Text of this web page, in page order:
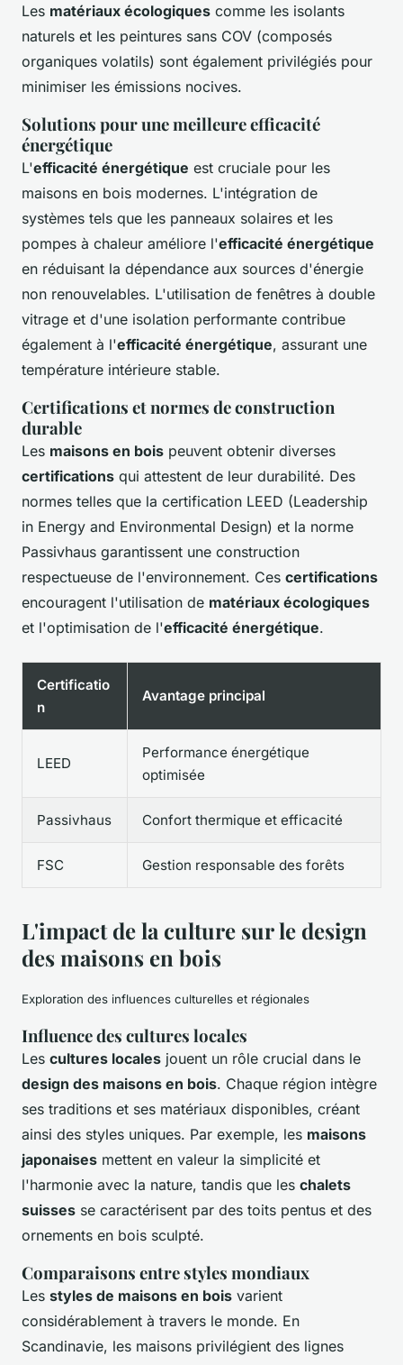
Les matériaux écologiques comme les isolants
naturels et les peintures sans COV (composés
organiques volatils) sont également privilégiés pour
minimiser les émissions nocives.
Solutions pour une meilleure efficacité
énergétique
L'efficacité énergétique est cruciale pour les
maisons en bois modernes. L'intégration de
systèmes tels que les panneaux solaires et les
pompes à chaleur améliore l'efficacité énergétique
en réduisant la dépendance aux sources d'énergie
non renouvelables. L'utilisation de fenêtres à double
vitrage et d'une isolation performante contribue
également à l'efficacité énergétique, assurant une
température intérieure stable.
Certifications et normes de construction
durable
Les maisons en bois peuvent obtenir diverses
certifications qui attestent de leur durabilité. Des
normes telles que la certification LEED (Leadership
in Energy and Environmental Design) et la norme
Passivhaus garantissent une construction
respectueuse de l'environnement. Ces certifications
encouragent l'utilisation de matériaux écologiques
et l'optimisation de l'efficacité énergétique.
Certificatio
n
Avantage principal
LEED
Performance énergétique
optimisée
Passivhaus Confort thermique et efficacité
FSC Gestion responsable des forêts
L'impact de la culture sur le design
des maisons en bois
Exploration des influences culturelles et régionales
Influence des cultures locales
Les cultures locales jouent un rôle crucial dans le
design des maisons en bois. Chaque région intègre
ses traditions et ses matériaux disponibles, créant
ainsi des styles uniques. Par exemple, les maisons
japonaises mettent en valeur la simplicité et
l'harmonie avec la nature, tandis que les chalets
suisses se caractérisent par des toits pentus et des
ornements en bois sculpté.
Comparaisons entre styles mondiaux
Les styles de maisons en bois varient
considérablement à travers le monde. En
Scandinavie, les maisons privilégient des lignes